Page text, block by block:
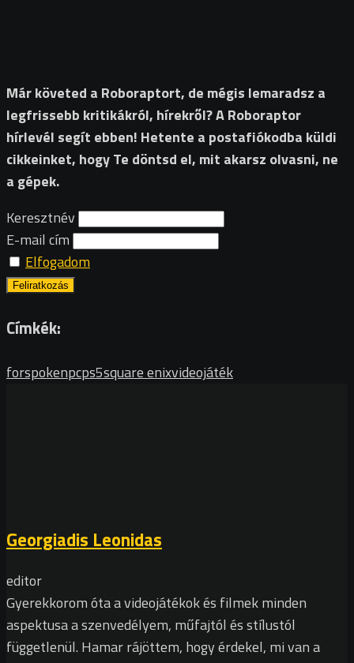
Már követed a Roboraptort, de mégis lemaradsz a
legfrissebb kritikákról, hírekről? A Roboraptor
hírlevél segít ebben! Hetente a postafiókodba küldi
cikkeinket, hogy Te döntsd el, mit akarsz olvasni, ne
a gépek.
Keresztnév
E-mail cím
Elfogadom
Címkék:
forspokenpcps5square enixvideojáték
Georgiadis Leonidas
editor
Gyerekkorom óta a videojátékok és filmek minden
aspektusa a szenvedélyem, műfajtól és stílustól
függetlenül. Hamar rájöttem, hogy érdekel, mi van a